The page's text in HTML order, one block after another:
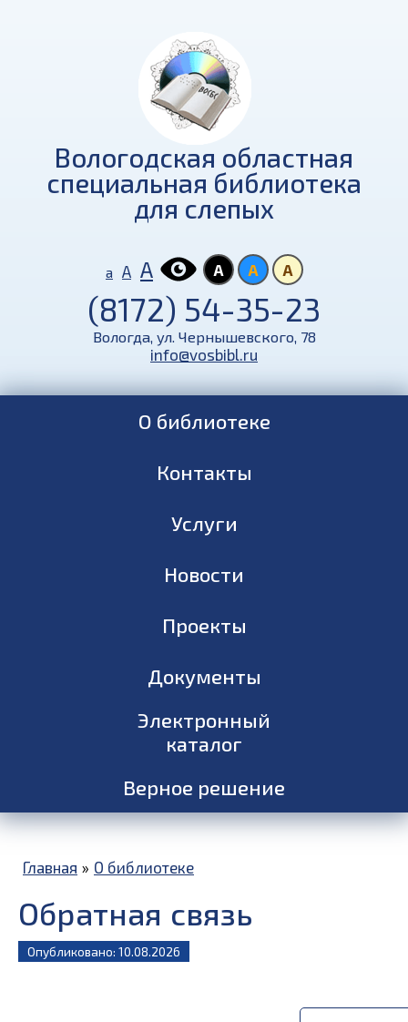
Вологодская областная
специальная библиотека
для слепых
а А А А А А
(8172) 54-35-23
Вологда, ул. Чернышевского, 78
info@vosbibl.ru
О библиотеке
Контакты
Услуги
Новости
Проекты
Документы
Электронный
каталог
Верное решение
Главная » О библиотеке
Обратная связь
Опубликовано: 10.08.2026